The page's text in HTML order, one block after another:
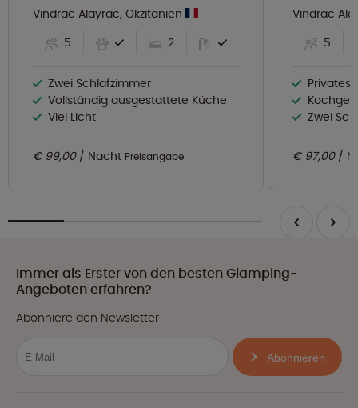
Vindrac Alayrac, Okzitanien
5
2
Zwei Schlafzimmer
Vollständig ausgestattete Küche
Viel Licht
€ 99,00 Nacht Preisangabe
Vindrac
5
Privates
Zwei
€ 97,00
Immer als Erster von den besten Glamping-
Angeboten erfahren?
Abonniere den Newsletter
Abonnieren